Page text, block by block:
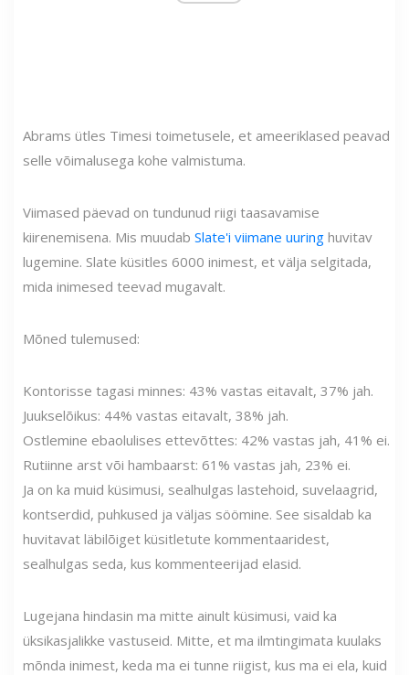
Abrams ütles Timesi toimetusele, et ameeriklased peavad
selle võimalusega kohe valmistuma.
Viimased päevad on tundunud riigi taasavamise
kiirenemisena. Mis muudab Slate'i viimane uuring huvitav
lugemine. Slate küsitles 6000 inimest, et välja selgitada,
mida inimesed teevad mugavalt.
Mõned tulemused:
Kontorisse tagasi minnes: 43% vastas eitavalt, 37% jah.
Juukselõikus: 44% vastas eitavalt, 38% jah.
Ostlemine ebaolulises ettevõttes: 42% vastas jah, 41% ei.
Rutiinne arst või hambaarst: 61% vastas jah, 23% ei.
Ja on ka muid küsimusi, sealhulgas lastehoid, suvelaagrid,
kontserdid, puhkused ja väljas söömine. See sisaldab ka
huvitavat läbilõiget küsitletute kommentaaridest,
sealhulgas seda, kus kommenteerijad elasid.
Lugejana hindasin ma mitte ainult küsimusi, vaid ka
üksikasjalikke vastuseid. Mitte, et ma ilmtingimata kuulaks
mõnda inimest, keda ma ei tunne riigist, kus ma ei ela, kuid